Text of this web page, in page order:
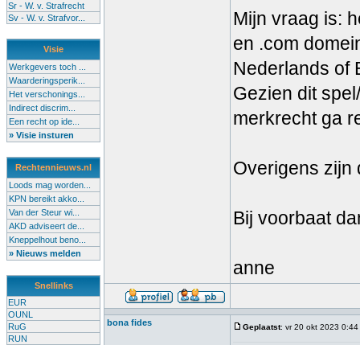
Sr - W. v. Strafrecht
Sv - W. v. Strafvor...
Visie
Werkgevers toch ...
Waarderingsperik...
Het verschonings...
Indirect discrim...
Een recht op ide...
» Visie insturen
Rechtennieuws.nl
Loods mag worden...
KPN bereikt akko...
Van der Steur wi...
AKD adviseert de...
Kneppelhout beno...
» Nieuws melden
Snellinks
EUR
OUNL
RuG
RUN
Mijn vraag is:
en .com
Nederlands of
Gezien dit
merkrecht ga
Overigens zijn
Bij voorbaat
anne
bona fides Geplaatst: vr 20 okt 2023 0:44